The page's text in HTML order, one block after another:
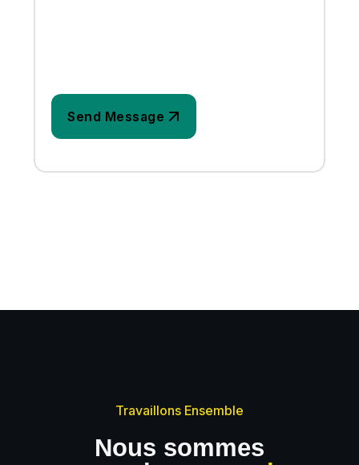
Travaillons Ensemble
Nous sommes